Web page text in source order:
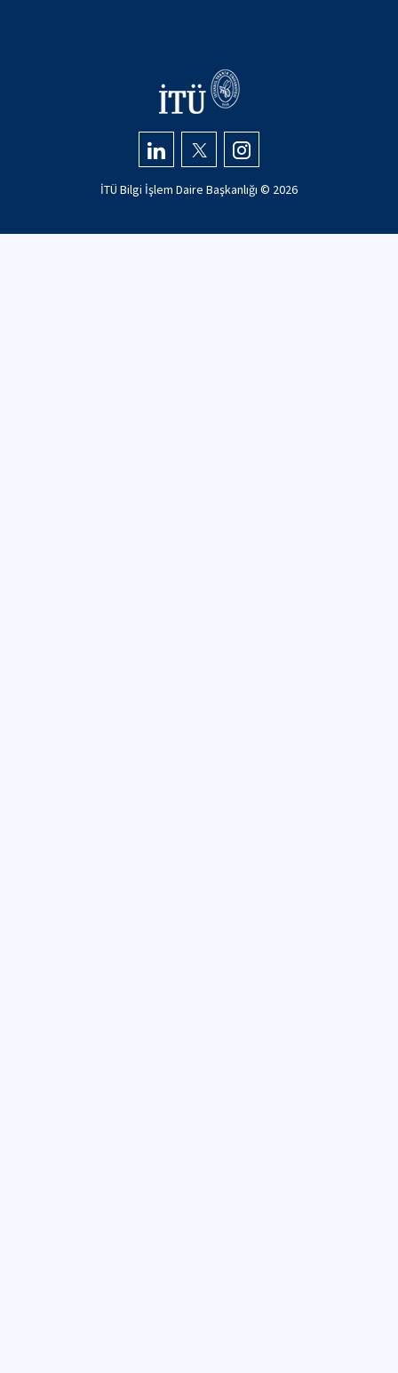
İTÜ Bilgi İşlem Daire Başkanlığı © 2026